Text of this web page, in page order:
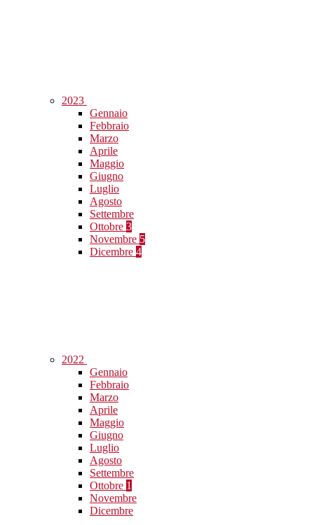
2023
Gennaio
Febbraio
Marzo
Aprile
Maggio
Giugno
Luglio
Agosto
Settembre
Ottobre 3
Novembre 5
Dicembre 4
2022
Gennaio
Febbraio
Marzo
Aprile
Maggio
Giugno
Luglio
Agosto
Settembre
Ottobre 1
Novembre
Dicembre